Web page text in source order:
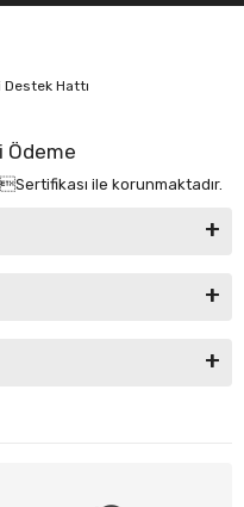
Hattı
Ödeme
ile korunmaktadır.